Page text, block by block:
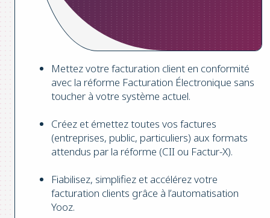
Mettez votre facturation client en conformité
avec la réforme Facturation Électronique sans
toucher à votre système actuel.
Créez et émettez toutes vos factures
(entreprises, public, particuliers) aux formats
attendus par la réforme (CII ou Factur-X).
Fiabilisez, simplifiez et accélérez votre
facturation clients grâce à l’automatisation
Yooz.